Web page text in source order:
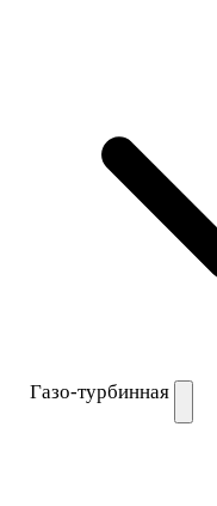
Газо-турбинная